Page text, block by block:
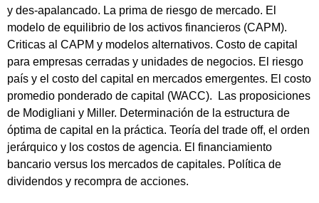
y des-apalancado. La prima de riesgo de mercado. El
modelo de equilibrio de los activos financieros (CAPM).
Criticas al CAPM y modelos alternativos. Costo de capital
para empresas cerradas y unidades de negocios. El riesgo
país y el costo del capital en mercados emergentes. El costo
promedio ponderado de capital (WACC). Las proposiciones
de Modigliani y Miller. Determinación de la estructura de
óptima de capital en la práctica. Teoría del trade off, el orden
jerárquico y los costos de agencia. El financiamiento
bancario versus los mercados de capitales. Política de
dividendos y recompra de acciones.